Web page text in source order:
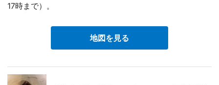
17時まで）。
地図を見る